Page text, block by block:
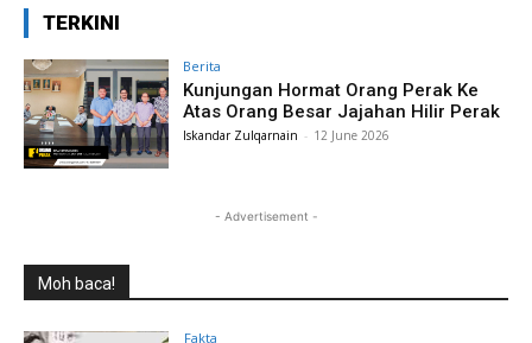
TERKINI
Berita
Kunjungan Hormat Orang Perak Ke
Atas Orang Besar Jajahan Hilir Perak
Iskandar Zulqarnain - 12 June 2026
- Advertisement -
Moh baca!
Fakta